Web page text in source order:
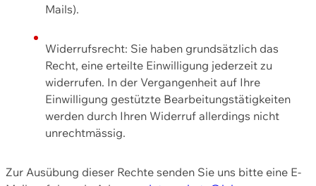
Mails).
Widerrufsrecht: Sie haben grundsätzlich das
Recht, eine erteilte Einwilligung jederzeit zu
widerrufen. In der Vergangenheit auf Ihre
Einwilligung gestützte Bearbeitungstätigkeiten
werden durch Ihren Widerruf allerdings nicht
unrechtmässig.
Zur Ausübung dieser Rechte senden Sie uns bitte eine E-